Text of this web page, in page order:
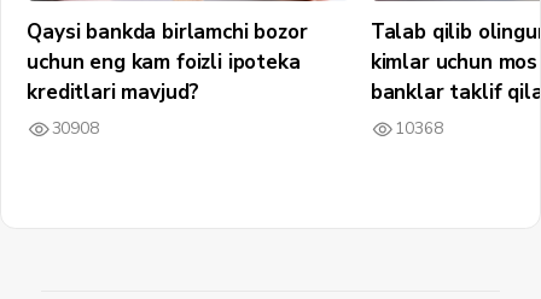
Qaysi bankda birlamchi bozor
uchun eng kam foizli ipoteka
kreditlari mavjud?
30908
Talab qilib
kimlar uchun
banklar taklif
10368